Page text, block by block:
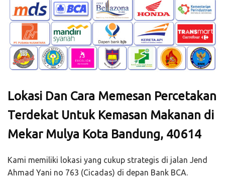
Lokasi Dan Cara Memesan Percetakan
Terdekat Untuk Kemasan Makanan di
Mekar Mulya Kota Bandung, 40614
Kami memiliki lokasi yang cukup strategis di jalan Jend
Ahmad Yani no 763 (Cicadas) di depan Bank BCA.